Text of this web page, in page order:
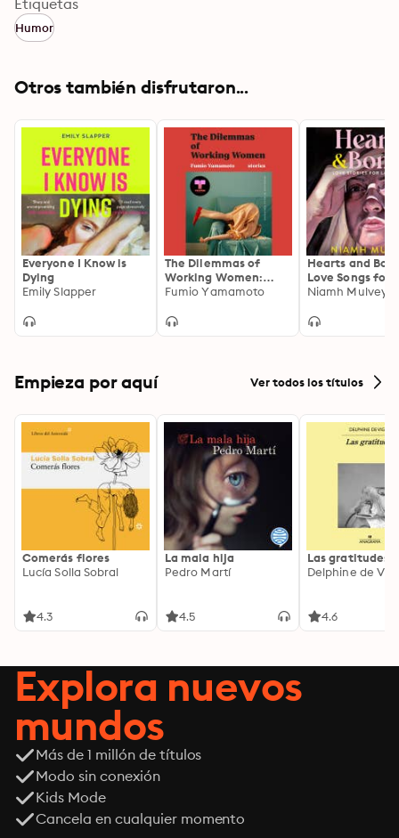
Etiquetas
Humor
Otros también disfrutaron...
Everyone I Know is
Dying
Emily Slapper
The Dilemmas of
Working Women:
Stories
Fumio Yamamoto
Hearts and
Love Songs for
Youth
Niamh Mulvey
Empieza por aquí Ver todos los títulos
Comerás flores
Lucía Solla Sobral
4.3
La mala hija
Pedro Martí
4.5
Las gratitudes
Delphine de
4.6
Explora nuevos
mundos
Más de 1 millón de títulos
Modo sin conexión
Kids Mode
Cancela en cualquier momento